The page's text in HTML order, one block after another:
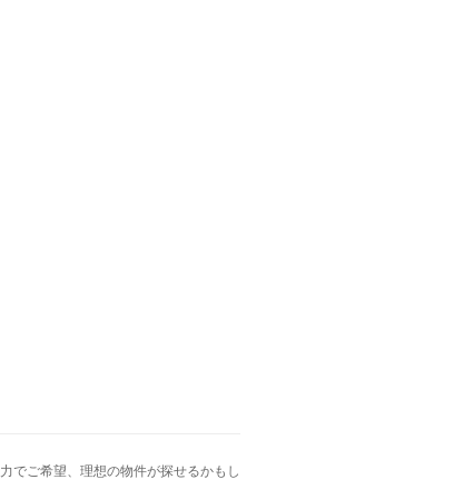
でご希望、理想の物件が探せるかもし